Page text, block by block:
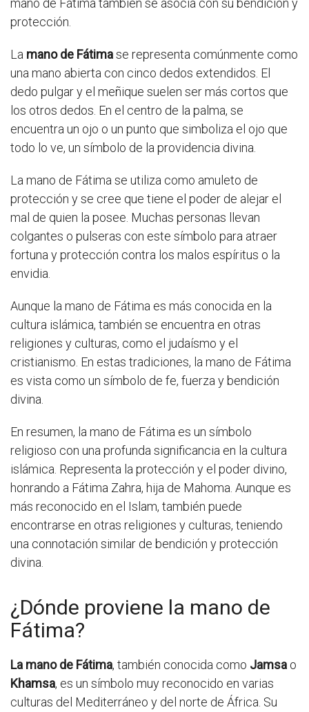
protección.
La mano de Fátimase representa comúnmente como
una mano abierta con cinco dedos extendidos. El
dedo pulgar y el meñique suelen ser más cortos que
los otros dedos. En el centro de la palma, se
encuentra un ojo o un punto que simboliza el ojo que
todo lo ve, un símbolo de la providencia divina.
La mano de Fátima se utiliza como amuleto de
protección y se cree que tiene el poder de alejar el
mal de quien la posee. Muchas personas llevan
colgantes o pulseras con este símbolo para atraer
fortuna y protección contra los malos espíritus o la
envidia.
Aunque la mano de Fátima es más conocida en la
cultura islámica, también se encuentra en otras
religiones y culturas, como el judaísmo y el
cristianismo. En estas tradiciones, la mano de Fátima
es vista como un símbolo de fe, fuerza y bendición
divina.
En resumen, la mano de Fátima es un símbolo
religioso con una profunda significancia en la cultura
islámica. Representa la protección y el poder divino,
honrando a Fátima Zahra, hija de Mahoma. Aunque es
más reconocido en el Islam, también puede
encontrarse en otras religiones y culturas, teniendo
una connotación similar de bendición y protección
divina.
¿Dónde proviene la mano de
Fátima?
La mano de Fátima, también conocida como Jamsa o
Khamsa, es un símbolo muy reconocido en varias
culturas del Mediterráneo y del norte de África. Su